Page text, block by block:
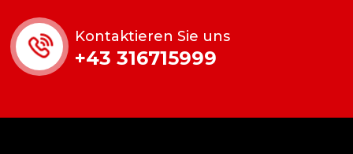
Kontaktieren Sie uns
+43 316715999